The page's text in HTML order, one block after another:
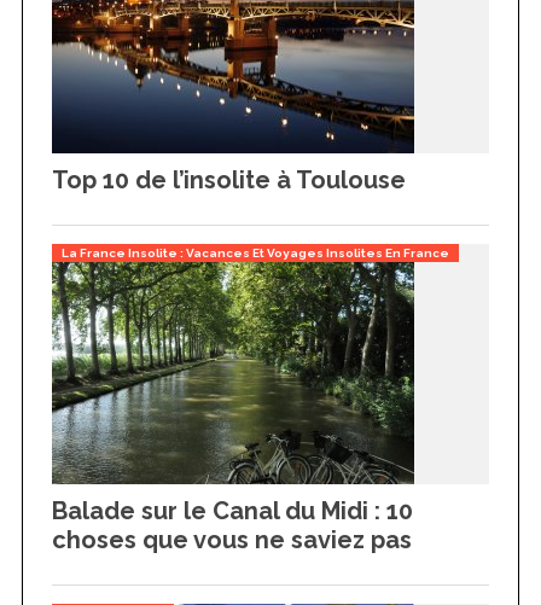
Top 10 de l’insolite à Toulouse
La France Insolite : Vacances Et Voyages Insolites En France
Balade sur le Canal du Midi : 10
choses que vous ne saviez pas